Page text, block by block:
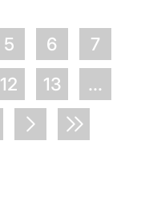
5 6
7
12 13
...